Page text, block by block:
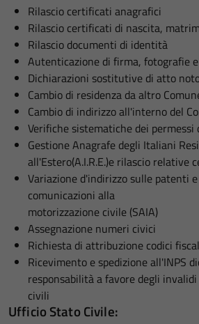
Rilascio certificati anagrafici
Rilascio certificati di nascita,
Rilascio documenti di identità
Autenticazione di firma, fotografie
Dichiarazioni sostitutive di atto
Cambio di residenza da altro
Cambio di indirizzo all'interno del
Verifiche sistematiche dei permessi
Gestione Anagrafe degli Italiani
all'Estero(A.I.R.E.)e rilascio relative
Variazione d'indirizzo sulle patenti
comunicazioni alla
motorizzazione civile (SAIA)
Assegnazione numeri civici
Richiesta di attribuzione codici
Ricevimento e spedizione all'INPS
responsabilità a favore degli invalidi
civili
Ufficio Stato Civile: